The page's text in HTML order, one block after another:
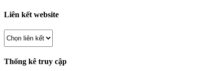
Liên kết website
Thống kê truy cập